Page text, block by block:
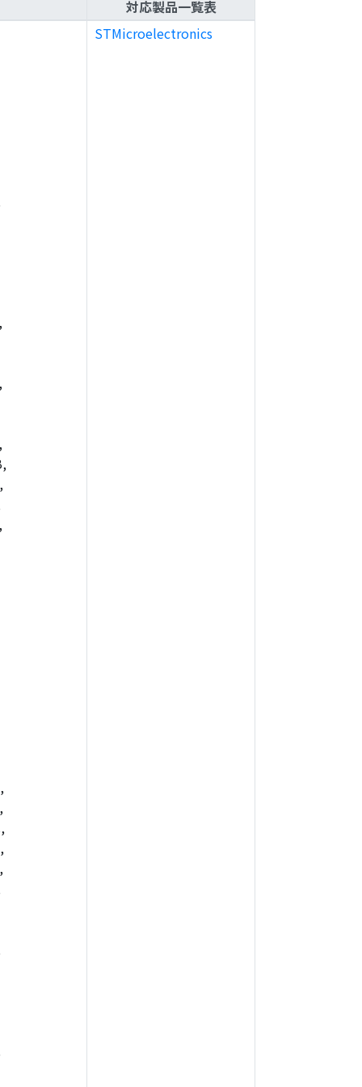
対応製品一覧表
STMicroelectronics